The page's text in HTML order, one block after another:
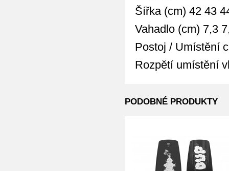
Šířka (cm) 42 43
Vahadlo (cm) 7,3
Postoj / Umístění
Rozpětí umístění
PODOBNÉ PRODUKTY